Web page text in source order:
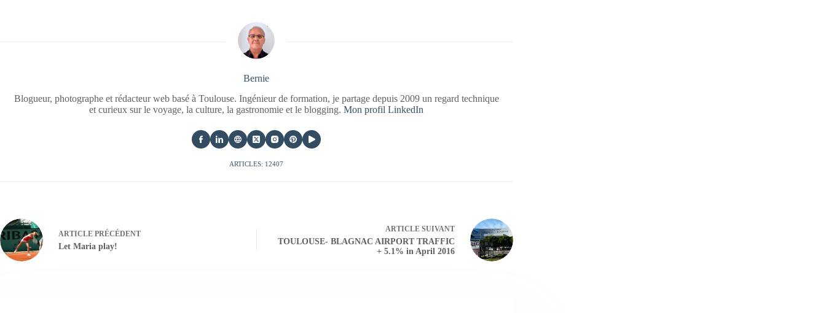
Bernie
Blogueur, photographe et rédacteur web basé à Toulouse. Ingénieur de formation, je partage depuis 2009 un regard technique
et curieux sur le voyage, la culture, la gastronomie et le blogging.Mon profil LinkedIn
ARTICLES: 12407
ARTICLE PRÉCÉDENT
Let Maria play!
ARTICLESUIVANT
TOULOUSE- BLAGNAC AIRPORT TRAFFIC
+ 5.1% in April 2016